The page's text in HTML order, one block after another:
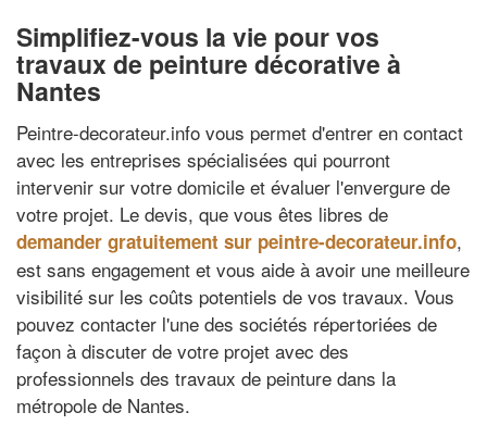
Simplifiez-vous la vie pour vos
travaux de peinture décorative à
Nantes
Peintre-decorateur.info vous permet d'entrer en contact
avec les entreprises spécialisées qui pourront
intervenir sur votre domicile et évaluer l'envergure de
votre projet. Le devis, que vous êtes libres de
demander gratuitement sur peintre-decorateur.info,
est sans engagement et vous aide à avoir une meilleure
visibilité sur les coûts potentiels de vos travaux. Vous
pouvez contacter l'une des sociétés répertoriées de
façon à discuter de votre projet avec des
professionnels des travaux de peinture dans la
métropole de Nantes.